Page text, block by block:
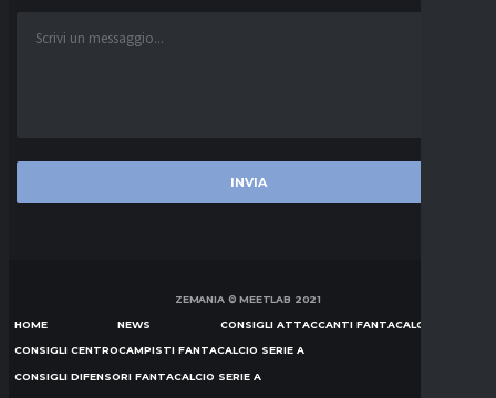
ZEMANIA © MEETLAB 2021
HOME NEWS CONSIGLI ATTACCANTI FANTACALCIO SERIE A
CONSIGLI CENTROCAMPISTI FANTACALCIO SERIE A
CONSIGLI DIFENSORI FANTACALCIO SERIE A